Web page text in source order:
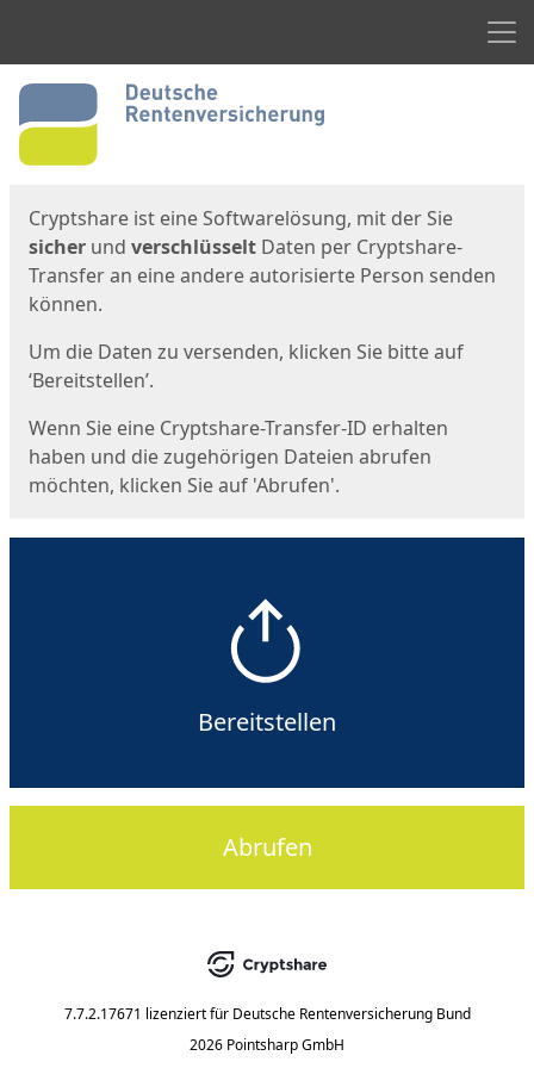
Start
Cryptshare ist eine Softwarelösung, mit der Sie
sicher und verschlüsselt Daten per Cryptshare-
Transfer an eine andere autorisierte Person senden
können.
Um die Daten zu versenden, klicken Sie bitte auf
‘Bereitstellen’.
Wenn Sie eine Cryptshare-Transfer-ID erhalten
haben und die zugehörigen Dateien abrufen
möchten, klicken Sie auf 'Abrufen'.
Bereitstellen
Abrufen
7.7.2.17671 lizenziert für Deutsche Rentenversicherung Bund
2026 Pointsharp GmbH